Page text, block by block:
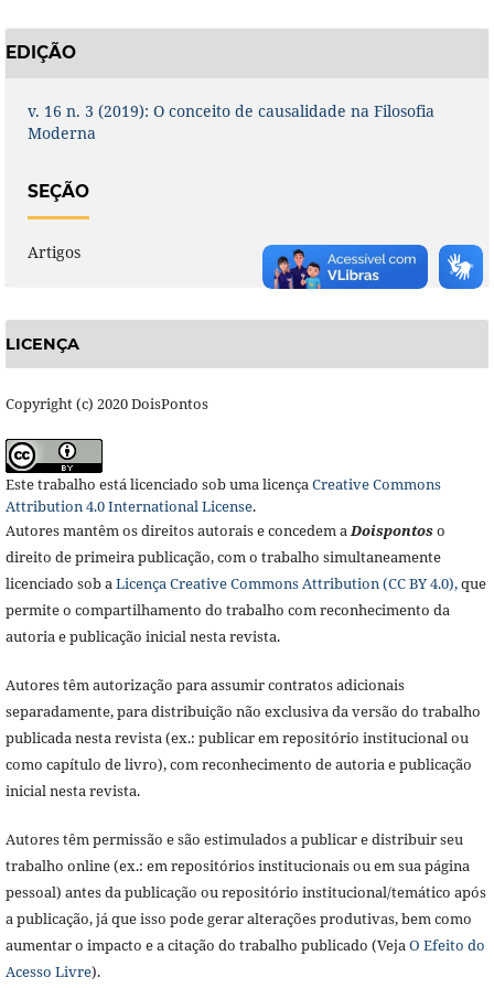
EDIÇÃO
v. 16 n. 3 (2019): O conceito de causalidade na Filosofia
Moderna
SEÇÃO
Artigos
LICENÇA
Copyright (c) 2020 DoisPontos
Este trabalho está licenciado sob uma licençaCreative Commons
Attribution 4.0 International License.
Autores mantêm os direitos autorais e concedem aDoispontoso
direito de primeira publicação, com o trabalho simultaneamente
licenciado sob aLicença Creative Commons Attribution (CC BY 4.0),que
permite o compartilhamento do trabalho com reconhecimento da
autoria e publicação inicial nesta revista.
Autores têm autorização para assumir contratos adicionais
separadamente, para distribuição não exclusiva da versão do trabalho
publicada nesta revista (ex.: publicar em repositório institucional ou
como capítulo de livro), com reconhecimento de autoria e publicação
inicial nesta revista.
Autores têm permissão e são estimulados a publicar e distribuir seu
trabalho online (ex.: em repositórios institucionais ou em sua página
pessoal) antes da publicação ou repositório institucional/temático após
a publicação, já que isso pode gerar alterações produtivas, bem como
aumentar o impacto e a citação do trabalho publicado (VejaO Efeito do
Acesso Livre).